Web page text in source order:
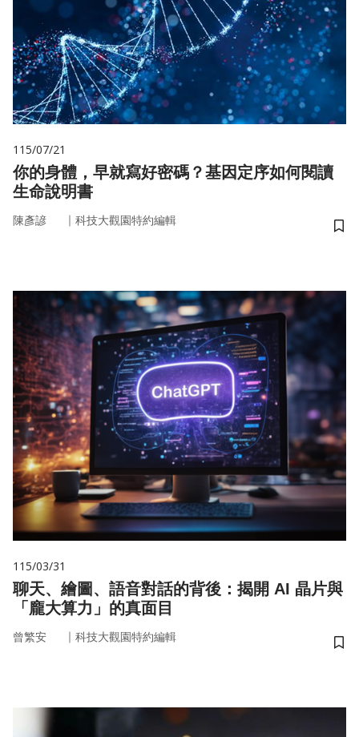
115/07/21
你的身體，早就寫好密碼？基因定序如何閱讀
生命說明書
陳彥諺 ｜ 科技大觀園特約編輯
儲
115/03/31
聊天、繪圖、語音對話的背後：揭開 AI 晶片與
「龐大算力」的真面目
曾繁安 ｜ 科技大觀園特約編輯
儲